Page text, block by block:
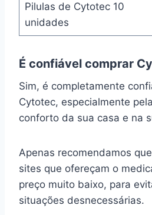
Pilulas de Cytotec 10
unidades
É confiável comprar
Sim, é completamente
Cytotec, especialmente
conforto da sua casa e na
Apenas recomendamos
sites que ofereçam o
preço muito baixo, para
situações desnecessárias.